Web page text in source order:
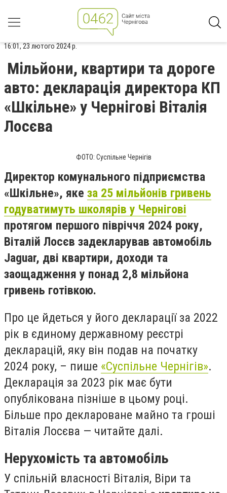
16:01, 23 лютого 2024 р.
Мільйони, квартири та дороге
авто: декларація директора КП
«Шкільне» у Чернігові Віталія
Лосєва
ФОТО: Суспільне Чернігів
Директор комунального підприємства
«Шкільне», яке за 25 мільйонів гривень
годуватимуть школярів у Чернігові
протягом першого півріччя 2024 року,
Віталій Лосєв задекларував автомобіль
Jaguar, дві квартири, доходи та
заощадження у понад 2,8 мільйона
гривень готівкою.
Про це йдеться у його декларації за 2022
рік в єдиному державному реєстрі
декларацій, яку він подав на початку
2024 року, – пише «Суспільне Чернігів».
Декларація за 2023 рік має бути
опублікована пізніше в цьому році.
Більше про деклароване майно та гроші
Віталія Лосєва — читайте далі.
Нерухомість та автомобіль
У спільній власності Віталія, Віри та